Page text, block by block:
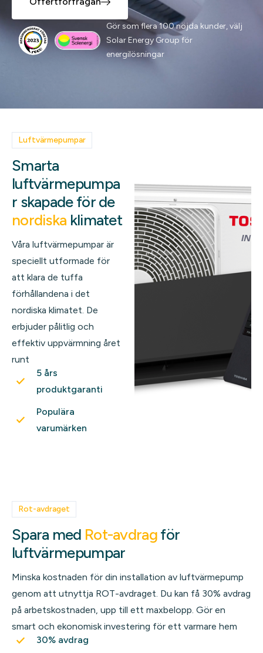
Gör som flera 100 nöjda kunder, välj
Solar Energy Group för
energilösningar
Luftvärmepumpar
Smarta
luftvärmepumpa
r skapade för de
nordiska klimatet
Våra luftvärmepumpar är
speciellt utformade för
att klara de tuffa
förhållandena i det
nordiska klimatet. De
erbjuder pålitlig och
effektiv uppvärmning året
runt
5 års
produktgaranti
Populära
varumärken
Rot-avdraget
Spara med Rot-avdragför
luftvärmepumpar
Minska kostnaden för din installation av luftvärmepump
genom att utnyttja ROT-avdraget. Du kan få 30% avdrag
på arbetskostnaden, upp till ett maxbelopp. Gör en
smart och ekonomisk investering för ett varmare hem
30% avdrag